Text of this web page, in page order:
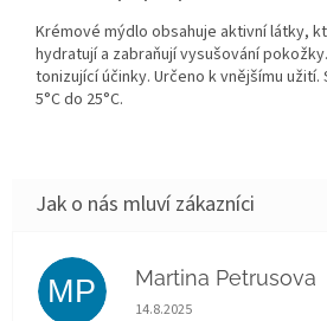
Krémové mýdlo obsahuje aktivní látky,
hydratují a zabraňují vysušování
tonizující účinky. Určeno k vnějšímu
5°C do 25°C.
MP Martina Petrusova
Hodnocení obchodu je 5 z
14.8.2025